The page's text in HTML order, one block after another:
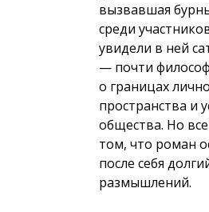
вызвавшая
среди
увидели в ней
— почти
о границах
пространства и
общества. Но
том, что роман
после себя
размышлений.